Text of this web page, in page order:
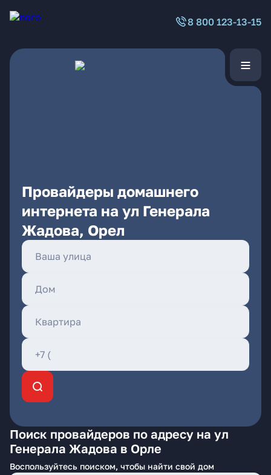
8 800 123-13-15
Провайдеры домашнего
интернета на ул Генерала
Жадова, Орел
Поиск провайдеров по адресу на ул
Генерала Жадова в Орле
Воспользуйтесь поиском, чтобы найти свой дом